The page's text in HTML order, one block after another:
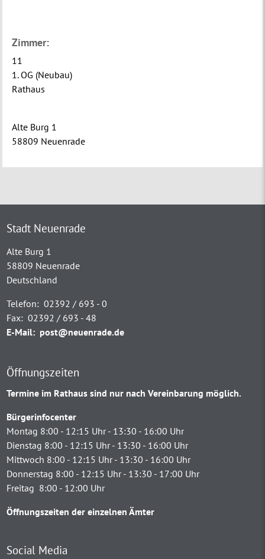
Zimmer:
11
1. OG (Neubau)
Rathaus
Alte Burg 1
58809 Neuenrade
Stadt Neuenrade
Alte Burg 1
58809 Neuenrade
Deutschland
Telefon: 02392 / 693 - 0
Fax: 02392 / 693 - 48
E-Mail: post@neuenrade.de
Öffnungszeiten
Termine im Rathaus sind nur nach Vereinbarung möglich.
Bürgerinfocenter
Montag 8:00 - 12:15 Uhr - 13:30 - 16:00 Uhr
Dienstag 8:00 - 12:15 Uhr - 13:30 - 16:00 Uhr
Mittwoch 8:00 - 12:15 Uhr - 13:30 - 16:00 Uhr
Donnerstag 8:00 - 12:15 Uhr - 13:30 - 17:00 Uhr
Freitag 8:00 - 12:00 Uhr
Öffnungszeiten der einzelnen Ämter
Social Media